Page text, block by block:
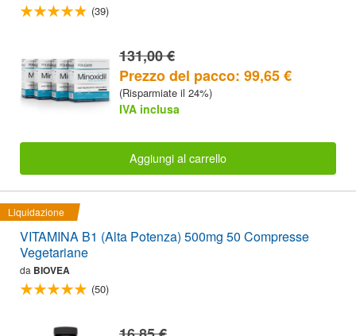
(39)
131,00 €
Prezzo del pacco: 99,65 €
(Risparmiate il 24%)
IVA inclusa
Aggiungi al carrello
Liquidazione
VITAMINA B1 (Alta Potenza) 500mg 50 Compresse
Vegetariane
da BIOVEA
(50)